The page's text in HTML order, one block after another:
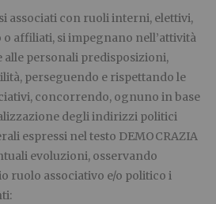
associati con ruoli interni, elettivi,
affiliati, si impegnano nell’attività
alle personali predisposizioni,
perseguendo e rispettando le
concorrendo, ognuno in base
degli indirizzi politici
espressi nel testo DEMOCRAZIA
evoluzioni, osservando
ruolo associativo e/o politico i